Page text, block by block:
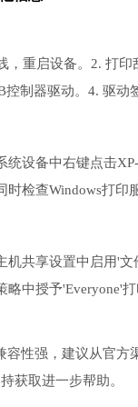
重启设备。2. 打
制器驱动。4. 驱动
设备中右键点击
检查Windows打印
机共享设置中启用'文
中授予'Everyone'
容性强，建议从官
获取进一步帮助。